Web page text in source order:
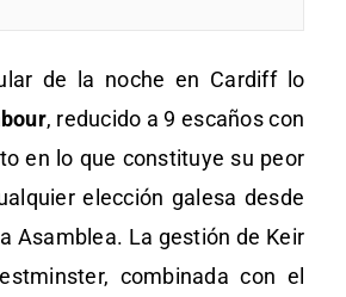
de la noche en Cardiff lo
, reducido a 9 escaños con
en lo que constituye su peor
elección galesa desde
Asamblea. La gestión de Keir
combinada con el